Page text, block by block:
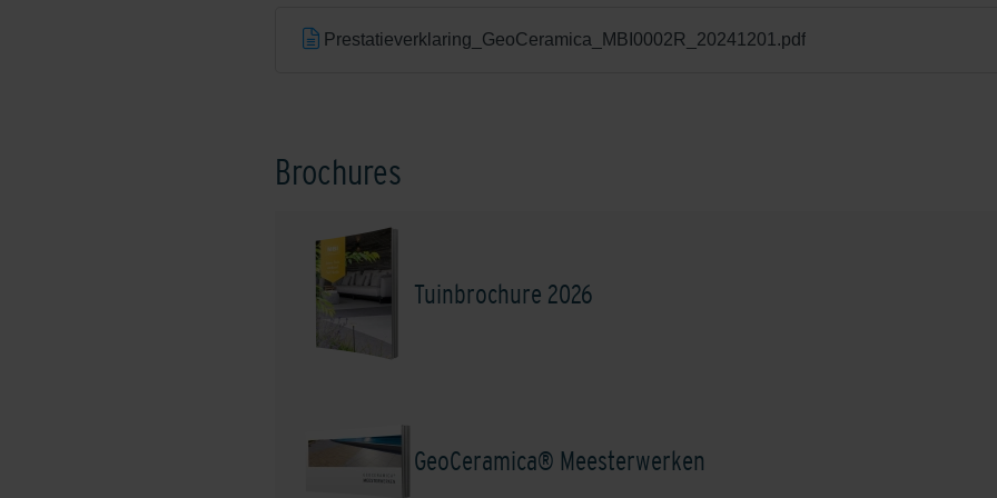
Prestatieverklaring_GeoCeramica_MBI0002R_20241201.pdf
Brochures
Tuinbrochure 2026
GeoCeramica® Meesterwerken